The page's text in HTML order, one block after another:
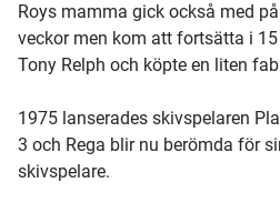
Roys mamma gick också med
veckor men kom att fortsätta i
Tony Relph och köpte en liten
1975 lanserades skivspelaren
3 och Rega blir nu berömda för
skivspelare.